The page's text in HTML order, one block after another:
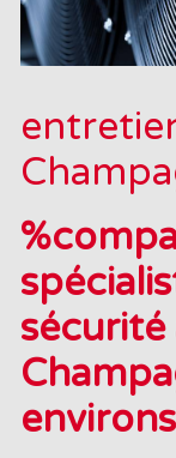
sécurité
environs